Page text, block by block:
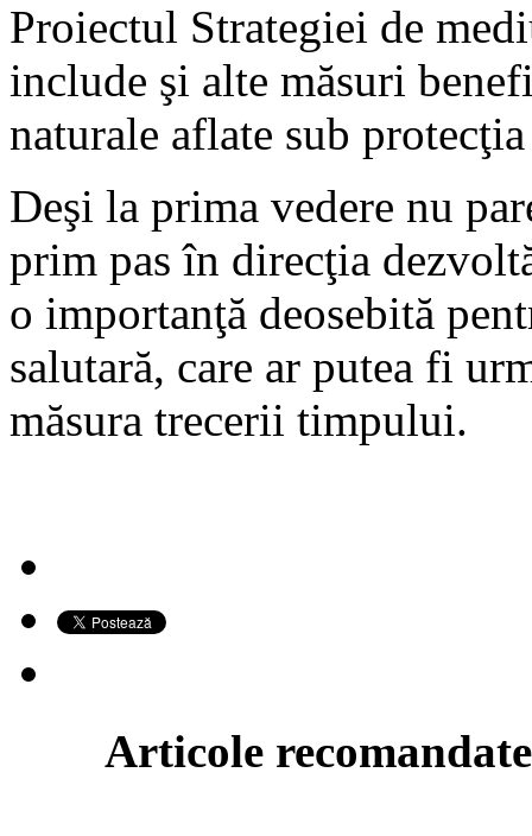
Proiectul Strategiei de
include şi alte măsuri
naturale aflate sub
Deşi la prima vedere nu
prim pas în direcţia
o importanţă deosebită
salutară, care ar putea fi
măsura trecerii timpului.
Articole recomandate